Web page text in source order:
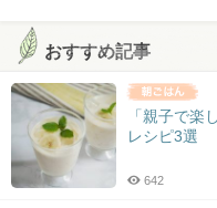
おすすめ記事
「親子で楽
レシピ3選
642